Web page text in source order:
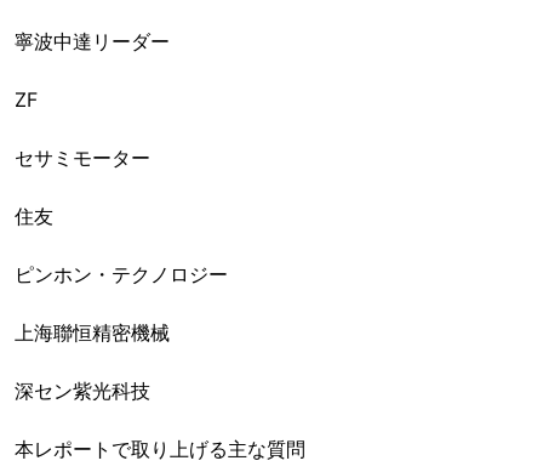
寧波中達リーダー
ZF
セサミモーター
住友
ピンホン・テクノロジー
上海聯恒精密機械
深セン紫光科技
本レポートで取り上げる主な質問